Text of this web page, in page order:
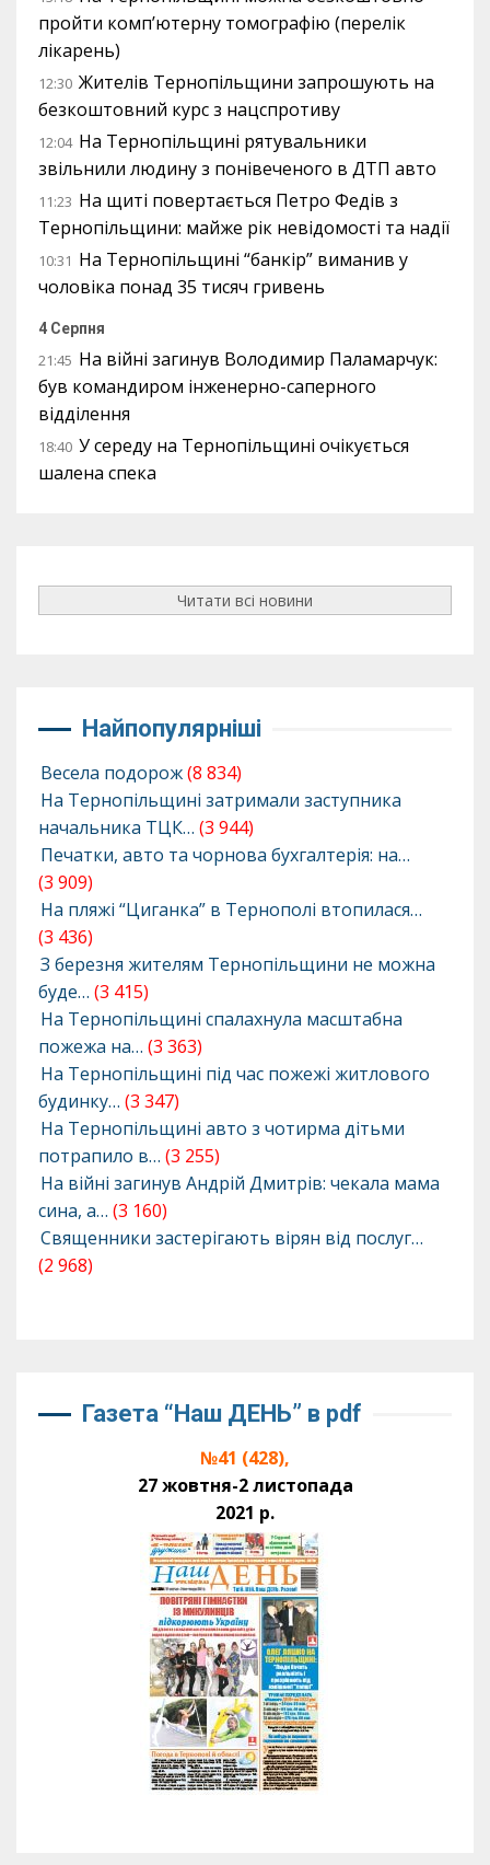
пройти комп’ютерну томографію (перелік
лікарень)
12:30 Жителів Тернопільщини запрошують на
безкоштовний курс з нацспротиву
12:04 На Тернопільщині рятувальники
звільнили людину з понівеченого в ДТП авто
11:23 На щиті повертається Петро Федів з
Тернопільщини: майже рік невідомості та надії
10:31 На Тернопільщині “банкір” виманив у
чоловіка понад 35 тисяч гривень
4 Серпня
21:45 На війні загинув Володимир Паламарчук:
був командиром інженерно-саперного
відділення
18:40 У середу на Тернопільщині очікується
шалена спека
Читати всі новини
Найпопулярніші
Весела подорож(8 834)
На Тернопільщині затримали заступника
начальника ТЦК… (3 944)
Печатки, авто та чорнова бухгалтерія: на…
(3 909)
На пляжі “Циганка” в Тернополі втопилася…
(3 436)
З березня жителям Тернопільщини не можна
буде… (3 415)
На Тернопільщині спалахнула масштабна
пожежа на… (3 363)
На Тернопільщині під час пожежі житлового
будинку… (3 347)
На Тернопільщині авто з чотирма дітьми
потрапило в… (3 255)
На війні загинув Андрій Дмитрів: чекала мама
сина, а… (3 160)
Священники застерігають вірян від послуг…
(2 968)
Газета “Наш ДЕНЬ” в pdf
№41 (428),
27 жовтня-2 листопада
2021 р.